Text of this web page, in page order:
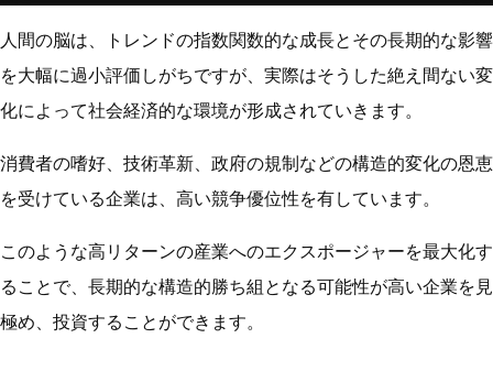
人間の脳は、トレンドの指数関数的な成長とその長期的な影響
を大幅に過小評価しがちですが、実際はそうした絶え間ない変
化によって社会経済的な環境が形成されていきます。
消費者の嗜好、技術革新、政府の規制などの構造的変化の恩恵
を受けている企業は、高い競争優位性を有しています。
このような高リターンの産業へのエクスポージャーを最大化す
ることで、長期的な構造的勝ち組となる可能性が高い企業を見
極め、投資することができます。